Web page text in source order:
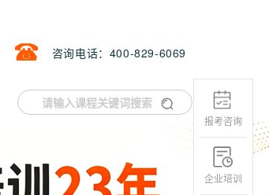
咨询电话：400-829-6069
报考咨询
企业培训